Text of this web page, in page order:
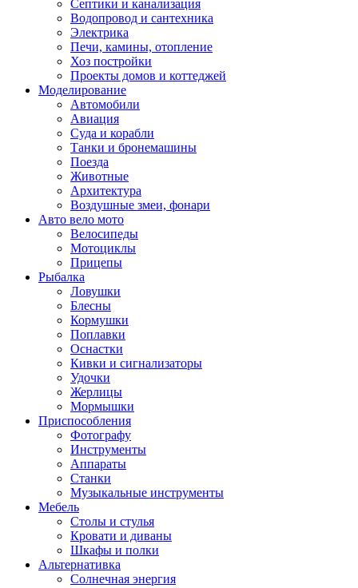
Септики и канализация
Водопровод и сантехника
Электрика
Печи, камины, отопление
Хоз постройки
Проекты домов и коттеджей
Моделирование
Автомобили
Авиация
Суда и корабли
Танки и бронемашины
Поезда
Животные
Архитектура
Воздушные змеи, фонари
Авто вело мото
Велосипеды
Мотоциклы
Прицепы
Рыбалка
Ловушки
Блесны
Кормушки
Поплавки
Оснастки
Кивки и сигнализаторы
Удочки
Жерлицы
Мормышки
Приспособления
Фотографу
Инструменты
Аппараты
Станки
Музыкальные инструменты
Мебель
Столы и стулья
Кровати и диваны
Шкафы и полки
Альтернативка
Солнечная энергия